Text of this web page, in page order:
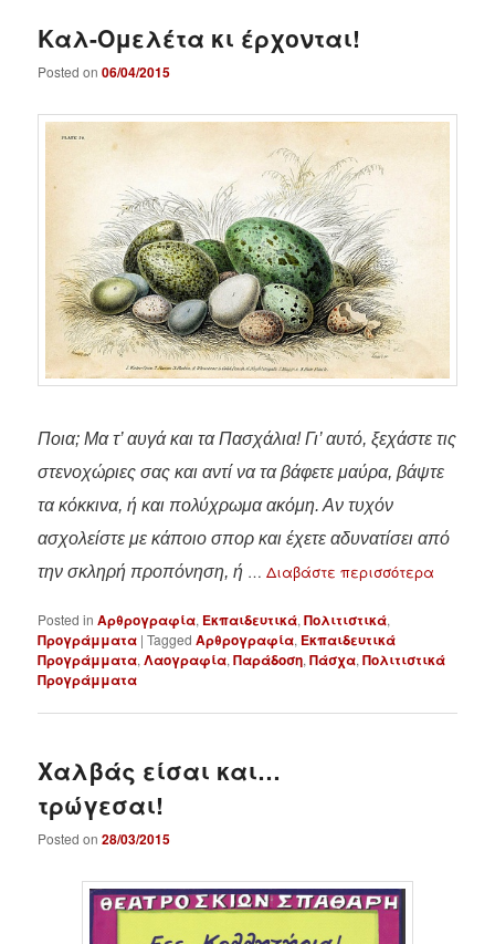
Καλ-Ομελέτα κι έρχονται!
Posted on06/04/2015
Ποια; Μα τ’ αυγά και τα Πασχάλια! Γι’ αυτό, ξεχάστε τις
στενοχώριες σας και αντί να τα βάφετε μαύρα, βάψτε
τα κόκκινα, ή και πολύχρωμα ακόμη. Αν τυχόν
ασχολείστε με κάποιο σπορ και έχετε αδυνατίσει από
την σκληρή προπόνηση, ή …Διαβάστε περισσότερα
Posted in Αρθρογραφία, Εκπαιδευτικά,Πολιτιστικά,
Προγράμματα |Tagged Αρθρογραφία, Εκπαιδευτικά
Προγράμματα,Λαογραφία,Παράδοση,Πάσχα,Πολιτιστικά
Προγράμματα
Χαλβάς είσαι και…
τρώγεσαι!
Posted on28/03/2015